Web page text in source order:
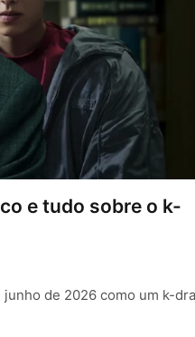
e tudo sobre o k-
de 2026 como um k-